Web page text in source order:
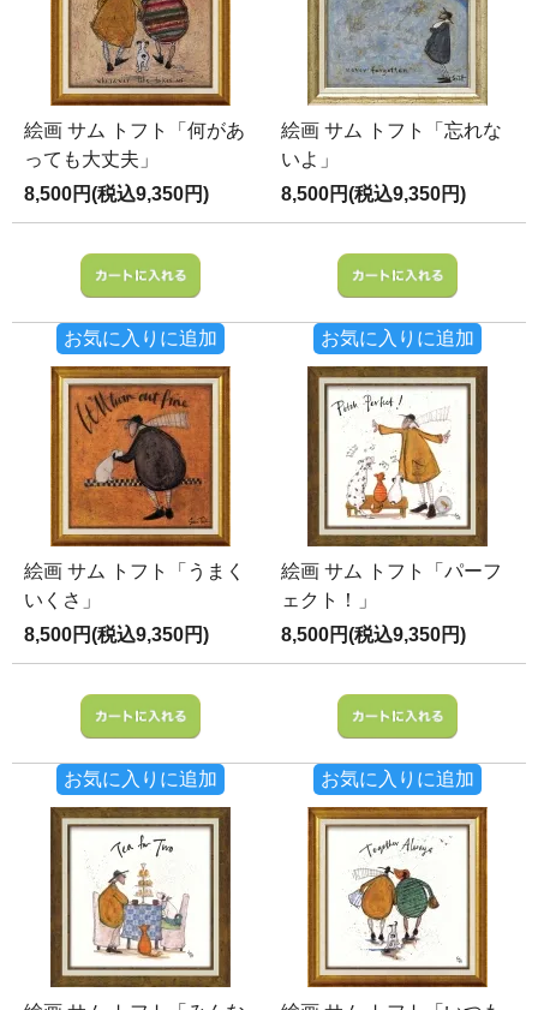
絵画 サム トフト「何があ
っても大丈夫」
8,500円(税込9,350円)
お気に入りに追加
絵画 サム トフト「忘れな
いよ」
8,500円(税込9,350円)
お気に入りに追加
絵画 サム トフト「うまく
いくさ」
8,500円(税込9,350円)
お気に入りに追加
絵画 サム トフト「パーフ
ェクト！」
8,500円(税込9,350円)
お気に入りに追加